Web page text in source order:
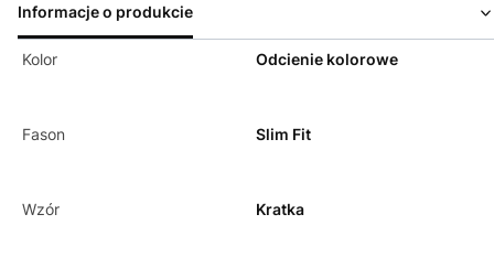
Informacje o produkcie
Kolor Odcienie kolorowe
Fason Slim Fit
Wzór Kratka